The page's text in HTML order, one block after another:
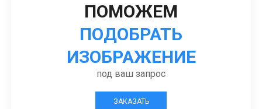
ПОМОЖЕМ
ПОДОБРАТЬ
ИЗОБРАЖЕНИЕ
под ваш запрос
ЗАКАЗАТЬ